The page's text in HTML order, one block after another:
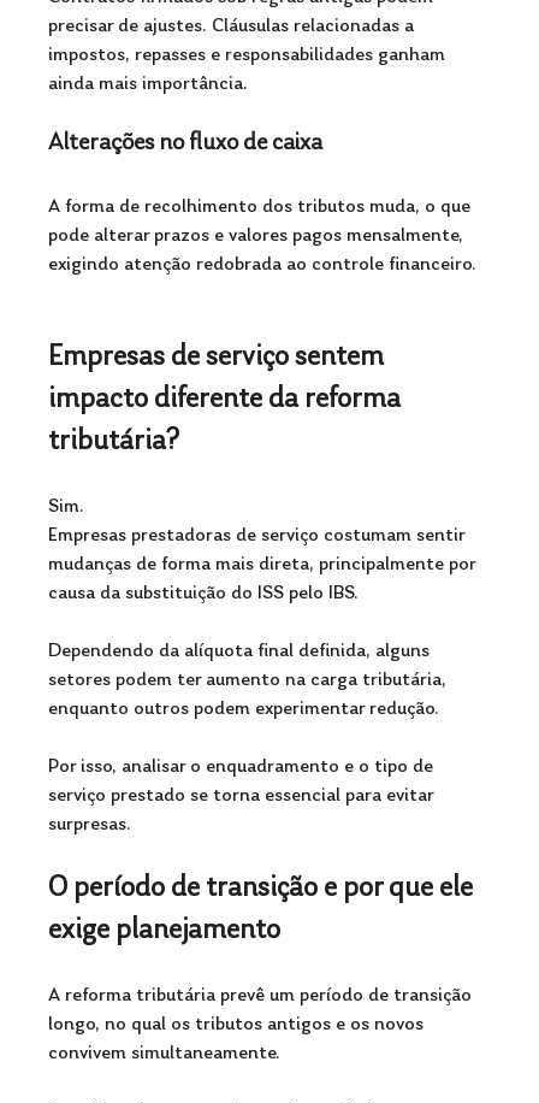
precisar de ajustes. Cláusulas relacionadas a
impostos, repasses e responsabilidades ganham
ainda mais importância.
Alterações no fluxo de caixa
A forma de recolhimento dos tributos muda, o que
pode alterar prazos e valores pagos mensalmente,
exigindo atenção redobrada ao controle financeiro.
Empresas de serviço sentem
impacto diferente da reforma
tributária?
Sim.
Empresas prestadoras de serviço costumam sentir
mudanças de forma mais direta, principalmente por
causa da substituição do ISS pelo IBS.
Dependendo da alíquota final definida, alguns
setores podem ter aumento na carga tributária,
enquanto outros podem experimentar redução.
Por isso, analisar o enquadramento e o tipo de
serviço prestado se torna essencial para evitar
surpresas.
O período de transição e por que ele
exige planejamento
A reforma tributária prevê um período de transição
longo, no qual os tributos antigos e os novos
convivem simultaneamente.